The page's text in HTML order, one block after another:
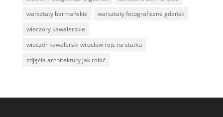
warsztaty barmańskie
warsztaty fotograficzne gdańsk
wieczory kawalerskie
wieczór kawalerski wrocław rejs na statku
zdjęcia architektury jak robić